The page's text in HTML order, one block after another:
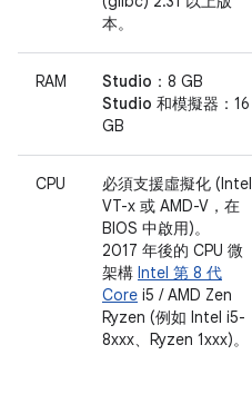
本。
RAM Studio： 8 GB
Studio 和模擬器： 16
GB
CPU
必須支援虛擬化 (Intel
VT-x 或 AMD-V，在
BIOS 中啟用)。
2017 年後的 CPU 微
架構 Intel 第 8 代
Core i5 / AMD Zen
Ryzen (例如 Intel i5-
8xxx、Ryzen 1xxx)。